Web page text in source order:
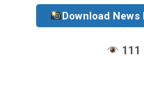
Download
111